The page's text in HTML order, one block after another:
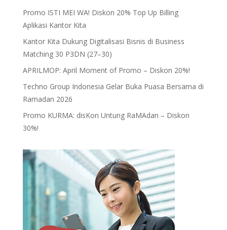
Promo ISTI MEI WA! Diskon 20% Top Up Billing
Aplikasi Kantor Kita
Kantor Kita Dukung Digitalisasi Bisnis di Business
Matching 30 P3DN (27–30)
APRILMOP: April Moment of Promo – Diskon 20%!
Techno Group Indonesia Gelar Buka Puasa Bersama di
Ramadan 2026
Promo KURMA: disKon Untung RaMAdan – Diskon
30%!